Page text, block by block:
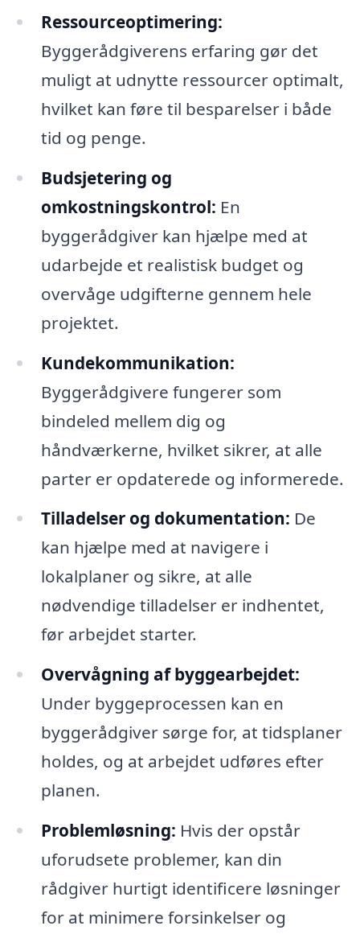
Ressourceoptimering:
Byggerådgiverens erfaring gør det
muligt at udnytte ressourcer optimalt,
hvilket kan føre til besparelser i både
tid og penge.
Budsjetering og
omkostningskontrol: En
byggerådgiver kan hjælpe med at
udarbejde et realistisk budget og
overvåge udgifterne gennem hele
projektet.
Kundekommunikation:
Byggerådgivere fungerer som
bindeled mellem dig og
håndværkerne, hvilket sikrer, at alle
parter er opdaterede og informerede.
Tilladelser og dokumentation: De
kan hjælpe med at navigere i
lokalplaner og sikre, at alle
nødvendige tilladelser er indhentet,
før arbejdet starter.
Overvågning af byggearbejdet:
Under byggeprocessen kan en
byggerådgiver sørge for, at tidsplaner
holdes, og at arbejdet udføres efter
planen.
Problemløsning: Hvis der opstår
uforudsete problemer, kan din
rådgiver hurtigt identificere løsninger
for at minimere forsinkelser og